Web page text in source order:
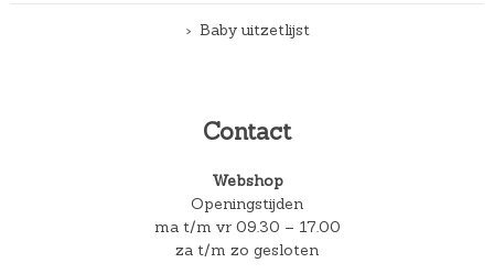
Baby uitzetlijst
Contact
Webshop
Openingstijden
ma t/m vr 09.30 – 17.00
za t/m zo gesloten